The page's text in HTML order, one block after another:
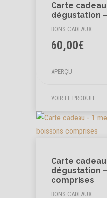
Carte cadeau
dégustation
BONS CADEAUX
60,00€
APERÇU
VOIR LE PRODUIT
Carte cadeau
dégustation
comprises
BONS CADEAUX